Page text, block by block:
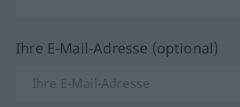
Ihre E-Mail-Adresse (optional)